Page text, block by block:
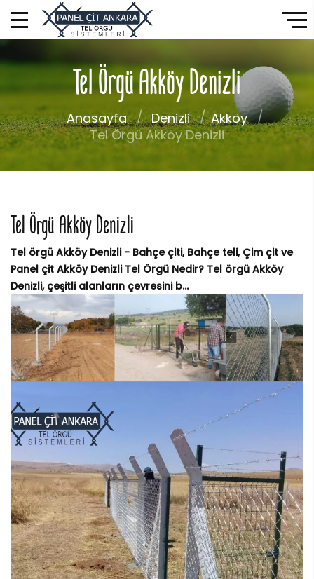
Tel Örgü Akköy Denizli
Anasayfa Denizli
Akköy
Tel Örgü Akköy Denizli
Tel Örgü Akköy Denizli
Tel örgü Akköy Denizli - Bahçe çiti, Bahçe teli, Çim çit ve
Panel çit Akköy Denizli Tel Örgü Nedir? Tel örgü Akköy
Denizli, çeşitli alanların çevresini b...